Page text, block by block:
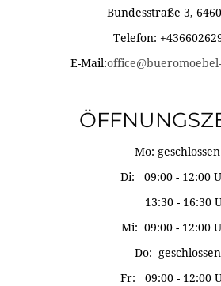
Bundesstraße 3,
Telefon:
E-Mail:
Mo: geschlossen
Di: 09:00 - 12:00
13:30 - 16:30
Mi: 09:00 - 12:00
Do: geschlossen
Fr: 09:00 - 12:00